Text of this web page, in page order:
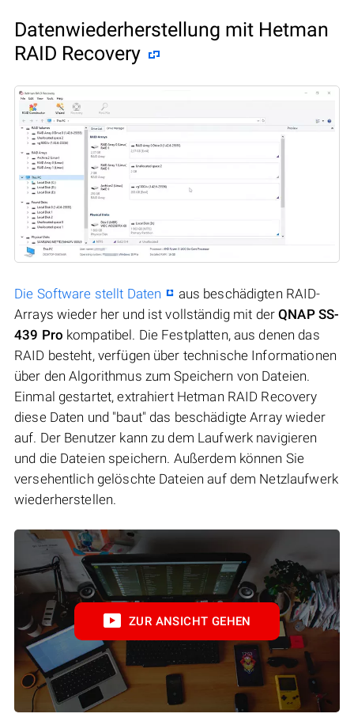
Datenwiederherstellung mit Hetman
RAID Recovery
Die Software stellt Daten
aus beschädigten RAID-
Arrays wieder her und ist vollständig mit derQNAP SS-
439 Pro kompatibel. Die Festplatten, aus denen das
RAID besteht, verfügen über technische Informationen
über den Algorithmus zum Speichern von Dateien.
Einmal gestartet, extrahiert Hetman RAID Recovery
diese Daten und "baut" das beschädigte Array wieder
auf. Der Benutzer kann zu dem Laufwerk navigieren
und die Dateien speichern. Außerdem können Sie
versehentlich gelöschte Dateien auf dem Netzlaufwerk
wiederherstellen.
ZUR ANSICHT GEHEN